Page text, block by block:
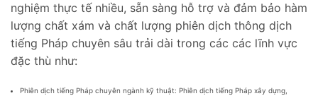
nghiệm thực tế nhiều, sẵn sàng hỗ trợ và đảm bảo hàm
lượng chất xám và chất lượng phiên dịch thông dịch
tiếng Pháp chuyên sâu trải dài trong các các lĩnh vực
đặc thù như:
Phiên dịch tiếng Pháp chuyên ngành kỹ thuật: Phiên dịch tiếng Pháp xây dựng,